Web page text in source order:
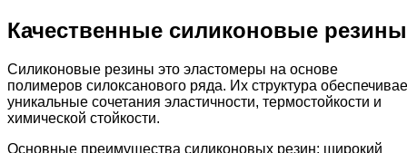
4
104,00 р.
26
789,40 р.
Качественные силиконовые резины
Силиконовые резины это эластомеры на основе
полимеров силоксанового ряда. Их структура
уникальные сочетания эластичности, термостойкости и
химической стойкости.
Основные преимущества силиконовых резин: широкий